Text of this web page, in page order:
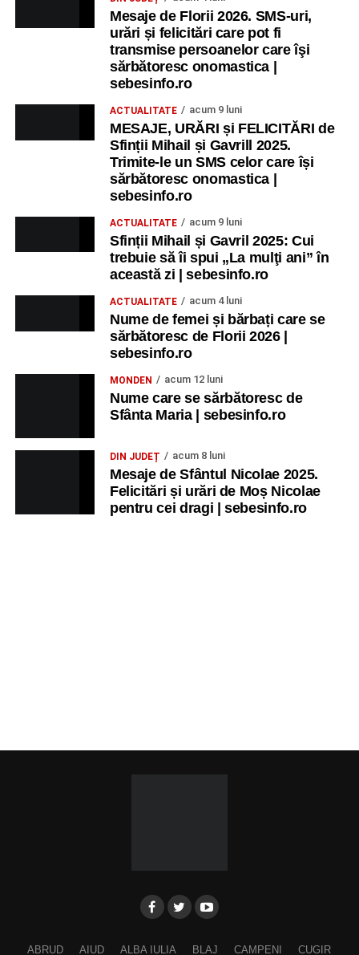
Mesaje de Florii 2026. SMS-uri,
urări și felicitări care pot fi
transmise persoanelor care îşi
sărbătoresc onomastica |
sebesinfo.ro
ACTUALITATE acum 9 luni
MESAJE, URĂRI și FELICITĂRI de
Sfinții Mihail și Gavrill 2025.
Trimite-le un SMS celor care își
sărbătoresc onomastica |
sebesinfo.ro
ACTUALITATE acum 9 luni
Sfinții Mihail și Gavril 2025: Cui
trebuie să îi spui „La mulţi ani” în
această zi | sebesinfo.ro
ACTUALITATE acum 4 luni
Nume de femei și bărbați care se
sărbătoresc de Florii 2026 |
sebesinfo.ro
MONDEN acum 12 luni
Nume care se sărbătoresc de
Sfânta Maria | sebesinfo.ro
DIN JUDEȚ acum 8 luni
Mesaje de Sfântul Nicolae 2025.
Felicitări și urări de Moș Nicolae
pentru cei dragi | sebesinfo.ro
ABRUD AIUD ALBA IULIA BLAJ CAMPENI CUGIR